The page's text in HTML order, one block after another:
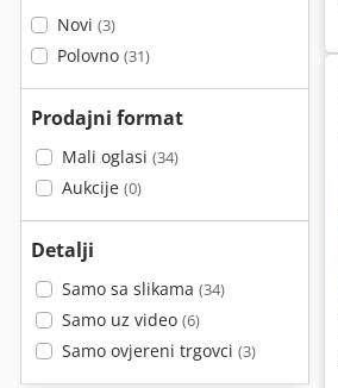
Novi (3)
Polovno (31)
Prodajni format
Mali oglasi (34)
Aukcije (0)
Detalji
Samo sa slikama (34)
Samo uz video (6)
Samo ovjereni trgovci (3)